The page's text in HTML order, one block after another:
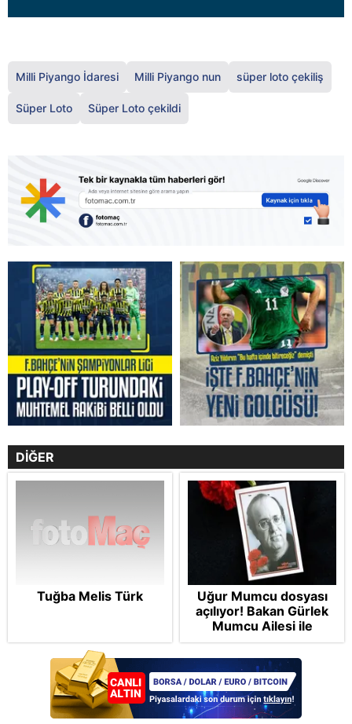
Milli Piyango İdaresi Milli Piyango nun süper loto çekiliş
Süper Loto Süper Loto çekildi
DİĞER
Tuğba Melis Türk
Uğur Mumcu dosyası
açılıyor! Bakan Gürlek
Mumcu Ailesi ile
görüşecek: Dosyadaki
son durum ve yeni
çalışmalar ele alınacak